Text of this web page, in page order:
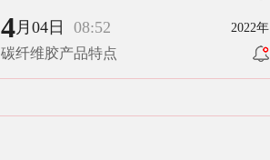
4月04日 08:52 2022年
碳纤维胶产品特点